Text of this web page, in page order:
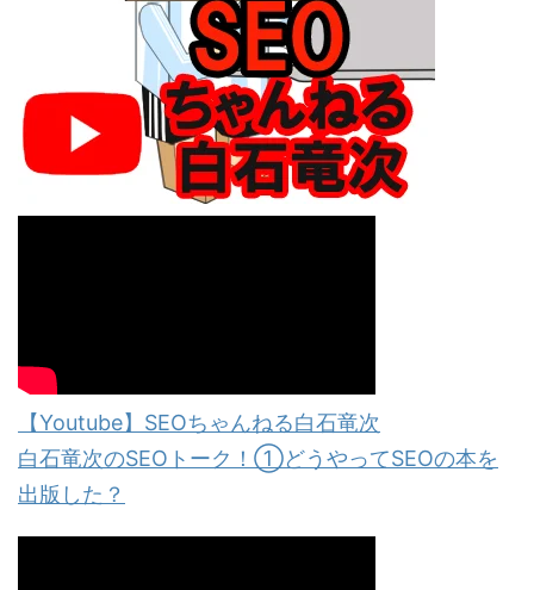
【Youtube】SEOちゃんねる白石竜次
白石竜次のSEOトーク！①どうやってSEOの本を
出版した？